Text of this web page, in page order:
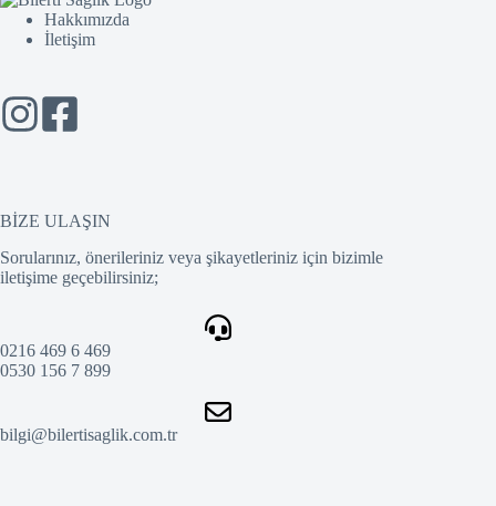
Hakkımızda
İletişim
BİZE ULAŞIN
Sorularınız, önerileriniz veya şikayetleriniz için bizimle
iletişime geçebilirsiniz;
0216 469 6 469
0530 156 7 899
bilgi@bilertisaglik.com.tr